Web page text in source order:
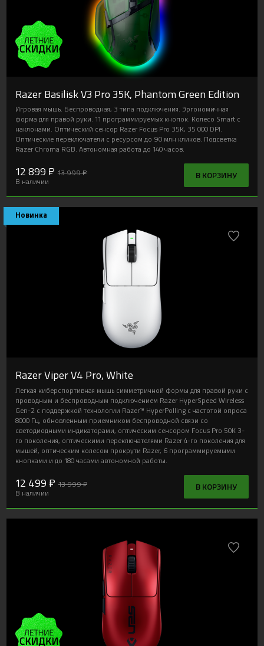
Razer Basilisk V3 Pro 35K, Phantom Green Edition
Игровая мышь. Беспроводная, 3 типа подключения. Эргономичная
форма для правой руки. 11 программируемых кнопок. Колесо Smart с
наклонами. Оптический сенсор Razer Focus Pro 35K, 35 000 DPI.
Оптические переключатели с ресурсом до 90 млн кликов. Подсветка
Razer Chroma RGB. Автономная работа до 140 часов.
12 899 ₽ 13 999 ₽
В наличии
В КОРЗИНУ
Новинка
Razer Viper V4 Pro, White
Легкая киберспортивная мышь симметричной формы для правой руки с
проводным и беспроводным подключением Razer HyperSpeed Wireless
Gen-2 с поддержкой технологии Razer™ HyperPolling с частотой опроса
8000 Гц, обновленным приемником беспроводной связи со
светодиодными индикаторами, оптическим сенсором Focus Pro 50K 3-
го поколения, оптическими переключателями Razer 4-го поколения для
мышей, оптическим колесом прокрути Razer, 6 программируемыми
кнопками и до 180 часами автономной работы.
12 499 ₽ 13 999 ₽
В наличии
В КОРЗИНУ